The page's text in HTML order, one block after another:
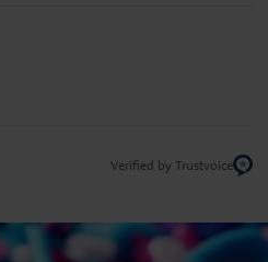
Verified by Trustvoice